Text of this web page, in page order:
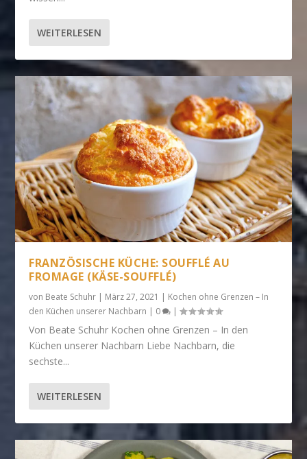
WEITERLESEN
FRANZÖSISCHE KÜCHE: SOUFFLÉ AU
FROMAGE (KÄSE-SOUFFLÉ)
von Beate Schuhr | März 27, 2021 | Kochen ohne Grenzen – In
den Küchen unserer Nachbarn | 0 |
Von Beate Schuhr Kochen ohne Grenzen – In den
Küchen unserer Nachbarn Liebe Nachbarn, die
sechste...
WEITERLESEN